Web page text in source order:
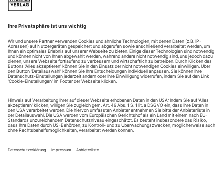
In der Ankunftshalle am Dortmunder Hauptbahnhof ist
meine Verabredung trotz des geschäftigen Treibens leicht zu
identifizieren – und nicht zu übersehen. Mit 1,92 Meter fällt
Jaš Otrin schon wegen seiner Größe auf. Dazu hat er sich,
eine Säule im Rücken, mitten im Raum platziert und man
erkennt an seiner augenfälligen Körperhaltung gleich den
Tanzsolisten, auch 20...
Vital oder letal?
Der Spagat zwischen Bewahren des Tanzerbes und Erneuern wird
zur Zerreißprobe. Nicht nur in Hamburg
2014 ging Jiří Kylián einen radikalen Schritt. Er entzog dem